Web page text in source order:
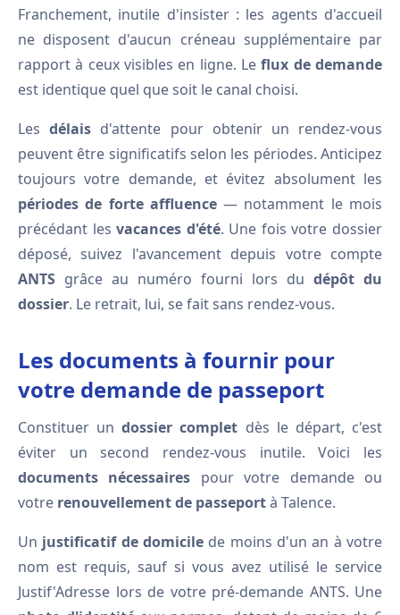
Franchement, inutile d'insister : les agents d'accueil
ne disposent d'aucun créneau supplémentaire par
rapport à ceux visibles en ligne. Leflux de demande
est identique quel que soit le canal choisi.
Lesdélais d'attente pour obtenir un rendez-vous
peuvent être significatifs selon les périodes. Anticipez
toujours votre demande, et évitez absolument les
périodes de forte affluence— notamment le mois
précédant lesvacances d'été. Une fois votre dossier
déposé, suivez l'avancement depuis votre compte
ANTS grâce au numéro fourni lors du dépôt du
dossier. Le retrait, lui, se fait sans rendez-vous.
Les documents à fournir pour
votre demande de passeport
Constituer undossier complet dès le départ, c'est
éviter un second rendez-vous inutile. Voici les
documents nécessaires pour votre demande ou
votre renouvellement de passeportà Talence.
Un justificatif de domicile de moins d'un an à votre
nom est requis, sauf si vous avez utilisé le service
Justif'Adresse lors de votre pré-demande ANTS. Une